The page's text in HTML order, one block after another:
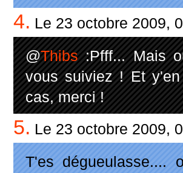
4. Le 23 octobre 2009,
@Thibs:Pfff... Mais
vous suiviez ! Et
cas, merci !
5. Le 23 octobre 2009,
T'es